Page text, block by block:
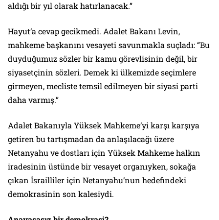
aldığı bir yıl olarak hatırlanacak.”
Hayut’a cevap gecikmedi. Adalet Bakanı Levin,
mahkeme başkanını vesayeti savunmakla suçladı: “Bu
duyduğumuz sözler bir kamu görevlisinin değil, bir
siyasetçinin sözleri. Demek ki ülkemizde seçimlere
girmeyen, mecliste temsil edilmeyen bir siyasi parti
daha varmış.”
Adalet Bakanıyla Yüksek Mahkeme’yi karşı karşıya
getiren bu tartışmadan da anlaşılacağı üzere
Netanyahu ve dostları için Yüksek Mahkeme halkın
iradesinin üstünde bir vesayet organıyken, sokağa
çıkan İsrailliler için Netanyahu’nun hedefindeki
demokrasinin son kalesiydi.